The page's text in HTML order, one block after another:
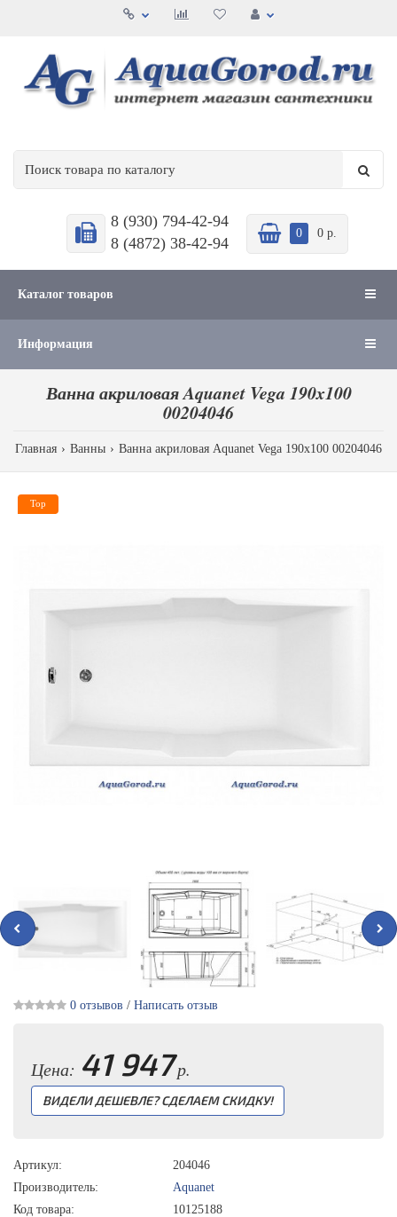
8 (930) 794-42-94
8 (4872) 38-42-94
0 0 р.
Каталог товаров
Информация
Ванна акриловая Aquanet Vega 190x100
00204046
Главная Ванны Ванна акриловая Aquanet Vega 190x100 00204046
Top
0 отзывов / Написать отзыв
Цена: 41 947р.
ВИДЕЛИ ДЕШЕВЛЕ? СДЕЛАЕМ СКИДКУ!
Артикул:
204046
Производитель:
Aquanet
Код товара:
10125188